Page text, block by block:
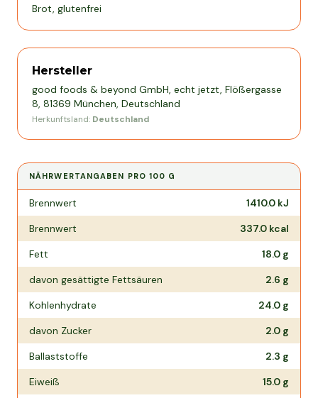
Brot, glutenfrei
Hersteller
good foods & beyond GmbH, echt jetzt, Flößergasse
8, 81369 München, Deutschland
Herkunftsland: Deutschland
NÄHRWERTANGABEN PRO100 G
Nährwertangaben pro
Brennwert 1410.0 kJ
Brennwert
337.0 kcal
Fett
18.0 g
davon gesättigte Fettsäuren
2.6 g
Kohlenhydrate
24.0 g
davon Zucker
2.0 g
Ballaststoffe
2.3 g
Eiweiß
15.0 g